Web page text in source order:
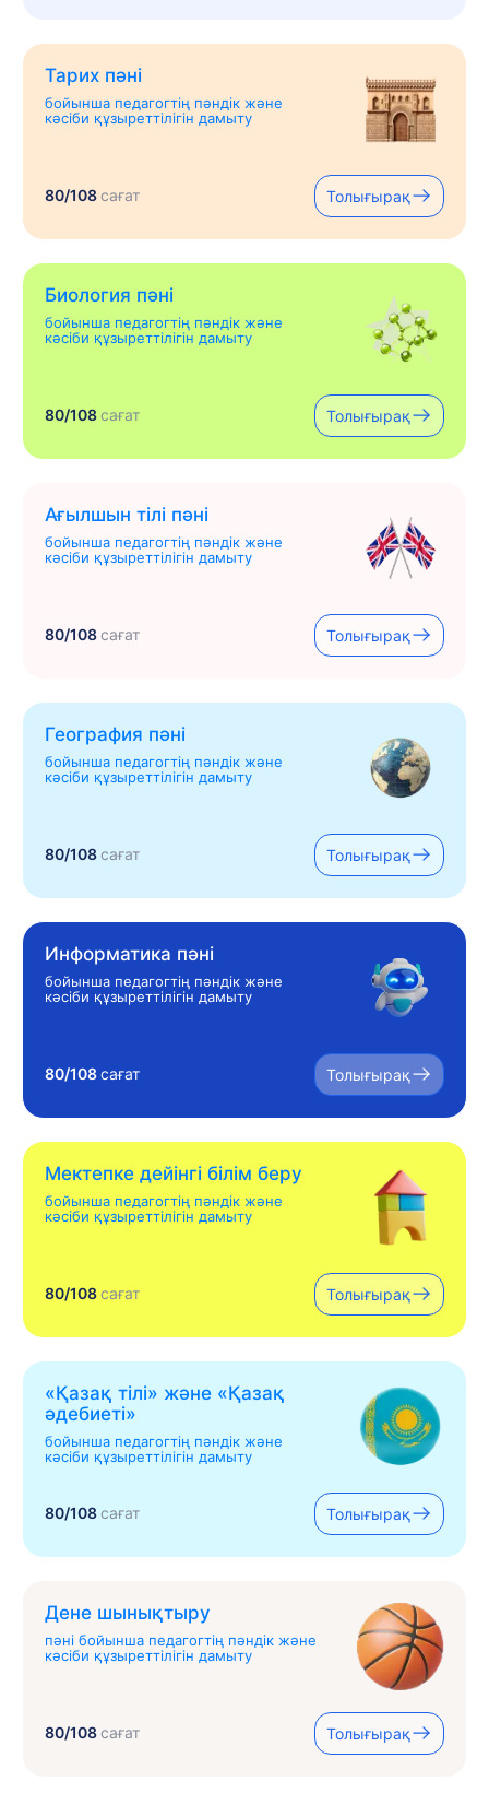
Тарих пәні
бойынша педагогтің пәндік және
кәсіби құзыреттілігін дамыту
80/108сағат Толығырақ
Биология пәні
бойынша педагогтің пәндік және
кәсіби құзыреттілігін дамыту
80/108сағат Толығырақ
Ағылшын тілі пәні
бойынша педагогтің пәндік және
кәсіби құзыреттілігін дамыту
80/108сағат Толығырақ
География пәні
бойынша педагогтің пәндік және
кәсіби құзыреттілігін дамыту
80/108сағат Толығырақ
Информатика пәні
бойынша педагогтің пәндік және
кәсіби құзыреттілігін дамыту
80/108сағат Толығырақ
Мектепке дейінгі білім беру
бойынша педагогтің пәндік және
кәсіби құзыреттілігін дамыту
80/108сағат Толығырақ
«Қазақ тілі» жəне «Қазақ
əдебиеті»
бойынша педагогтің пәндік және
кәсіби құзыреттілігін дамыту
80/108сағат Толығырақ
Дене шынықтыру
пәні бойынша педагогтің пәндік және
кәсіби құзыреттілігін дамыту
80/108сағат Толығырақ